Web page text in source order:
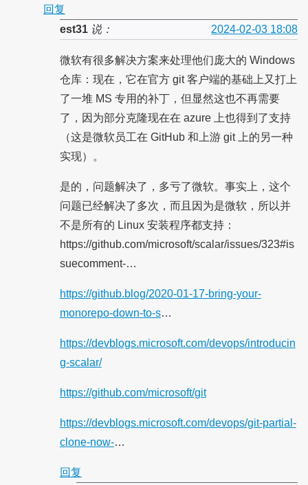
回复
est31说： 2024-02-03 18:08
微软有很多解决方案来处理他们庞大的 Windows
仓库：现在，它在官方 git 客户端的基础上又打上
了一堆 MS 专用的补丁，但显然这也不再需要
了，因为部分克隆现在在 azure 上也得到了支持
（这是微软员工在 GitHub 和上游 git 上的另一种
实现）。
是的，问题解决了，多亏了微软。事实上，这个
问题已经解决了多次，而且因为是微软，所以并
不是所有的 Linux 安装程序都支持：
https://github.com/microsoft/scalar/issues/323#is
suecomment-…
https://github.blog/2020-01-17-bring-your-
monorepo-down-to-s…
https://devblogs.microsoft.com/devops/introducin
g-scalar/
https://github.com/microsoft/git
https://devblogs.microsoft.com/devops/git-partial-
clone-now-…
回复